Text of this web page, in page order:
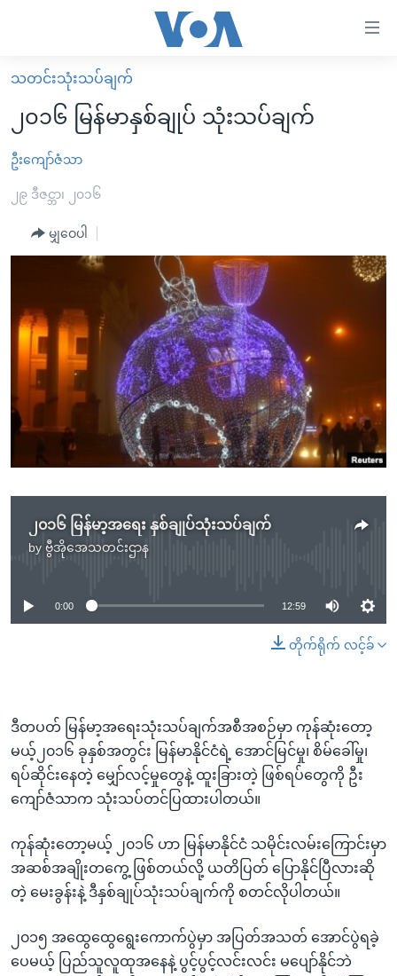
လွယ်ကူ
စေ
Link
များ
အကြောင်းအရာ
ကျော်
ကြည့်
ပင်မ
ညွန်း
ကျော်
မူလစာမျက်နှာ
မြန်မာ
ကမ္ဘာ့သတင်းများ
နိုင်ငံတကာ
တရုတ်
ဗွီဒီယို
ရပ်ဝန်းတခု လမ်းတခု အလွန်
အမေရိကန်သုံးအီဒီယံ
မကြေးမုံရဲ့ အင်္ဂလိပ်စာ
ရုပ်ရှင်ထဲက အင်္ဂလိပ်စာ
သုတပဒေသာ အင်္ဂလိပ်စာ
အပတ်စဉ်ကဏ္ဍများ
ရေဒီယို
တီဗွီ
ရေဒီယိုနှင့်ရုပ်သံ အချက်အလက်များ
ရေဒီယို/တီဗွီအစီအစဉ်
Learning English
ဘာသာစကားများ
သတင်းသုံးသပ်ချက်
၂၀၁၆ မြန်မာနှစ်ချုပ် သုံးသပ်ချက်
ဦးကျော်ဇံသာ
၂၉ ဒီဇင္ဘာ၊ ၂၀၁၆
မျှဝေပါ
၂၀၁၆ မြန်မာ့အရေး နှစ်ချုပ်သုံးသပ်ချက်
by ဗွီအိုအေသတင်းဌာန
No media source currently available
0:00 12:59
တိုက်ရိုက် လင့်ခ်
ဒီတပတ် မြန်မာ့အရေးသုံးသပ်ချက်အစီအစဉ်မှာ ကုန်ဆုံးတော့
မယ့်၂၀၁၆ ခုနှစ်အတွင်း မြန်မာနိုင်ငံရဲ့ အောင်မြင်မှု၊ စိမ်ခေါ်မှု၊
ရပ်ဆိုင်းနေတဲ့ မျှော်လင့်မှုတွေနဲ့ ထူးခြားတဲ့ ဖြစ်ရပ်တွေကို ဦး
ကျော်ဇံသာက သုံးသပ်တင်ပြထားပါတယ်။
ကုန်ဆုံးတော့မယ့် ၂၀၁၆ ဟာ မြန်မာနိုင်ငံ သမိုင်းလမ်းကြောင်းမှာ
အဆစ်အချိုးတကွေ့ ဖြစ်တယ်လို့ ယတိပြတ် ပြောနိုင်ပြီလားဆို
တဲ့ မေးခွန်းနဲ့ ဒီနှစ်ချုပ်သုံးသပ်ချက်ကို စတင်လိုပါတယ်။
၂၀၁၅ အထွေထွေရွေးကောက်ပွဲမှာ အပြတ်အသတ် အောင်ပွဲရခဲ့
ပေမယ့် ပြည်သူလူထုအနေနဲ့ ပွင့်ပွင့်လင်းလင်း မပျော်နိုင်ဘဲ